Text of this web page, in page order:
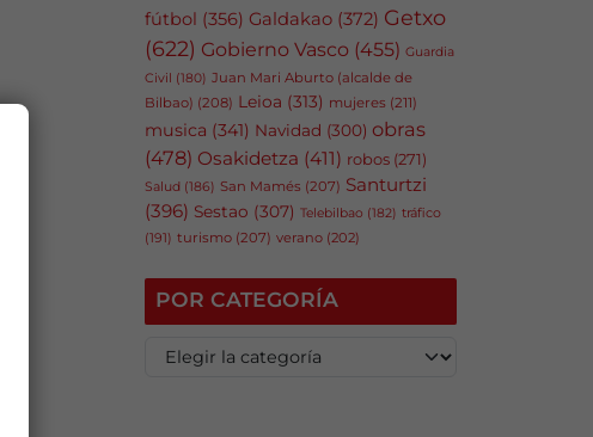
fútbol (356) Galdakao (372) Getxo
(622) Gobierno Vasco (455) Guardia
Civil (180) Juan Mari Aburto (alcalde de
Bilbao) (208) Leioa (313) mujeres (211)
musica (341) Navidad (300) obras
(478) Osakidetza (411) robos (271)
Salud (186) San Mamés (207) Santurtzi
(396) Sestao (307) Telebilbao (182) tráfico
(191) turismo (207) verano (202)
POR CATEGORÍA